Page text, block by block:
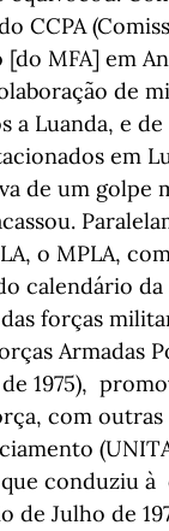
CCPA
MFA] em
de
a Luanda, e
em
de um golpe
o MPLA,
calendário da
forças
Armadas
1975),
com outras
conduziu à
de Julho de